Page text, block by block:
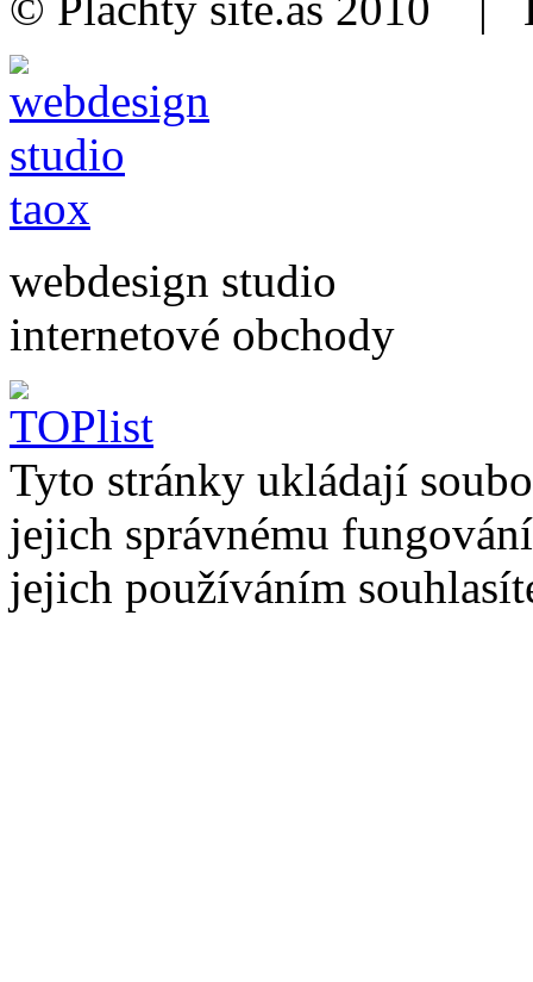
webdesign studio
internetové obchody
Tyto stránky ukládají
jejich správnému
jejich používáním